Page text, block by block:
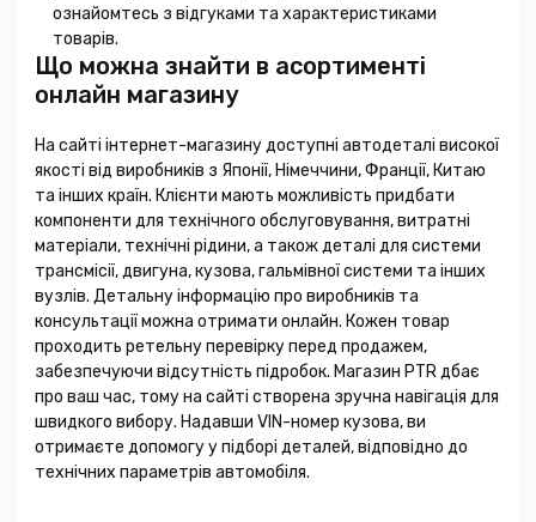
ознайомтесь з відгуками та характеристиками
товарів.
Що можна знайти в асортименті
онлайн магазину
На сайті інтернет-магазину доступні автодеталі високої
якості від виробників з Японії, Німеччини, Франції, Китаю
та інших країн. Клієнти мають можливість придбати
компоненти для технічного обслуговування, витратні
матеріали, технічні рідини, а також деталі для системи
трансмісії, двигуна, кузова, гальмівної системи та інших
вузлів. Детальну інформацію про виробників та
консультації можна отримати онлайн. Кожен товар
проходить ретельну перевірку перед продажем,
забезпечуючи відсутність підробок. Магазин PTR дбає
про ваш час, тому на сайті створена зручна навігація для
швидкого вибору. Надавши VIN-номер кузова, ви
отримаєте допомогу у підборі деталей, відповідно до
технічних параметрів автомобіля.